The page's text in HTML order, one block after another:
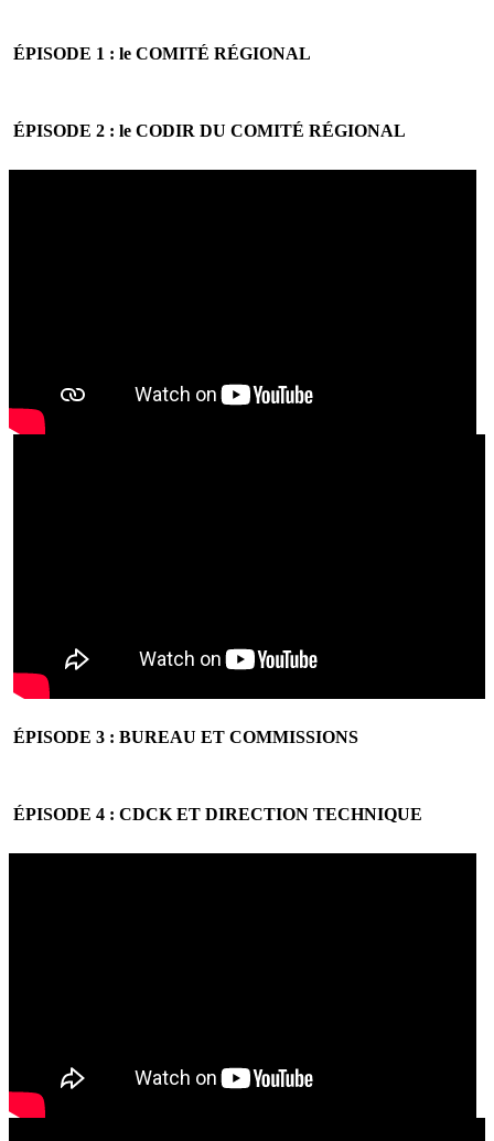
ÉPISODE 1 : le COMITÉ RÉGIONAL
ÉPISODE 2 : le CODIR DU COMITÉ RÉGIONAL
ÉPISODE 3 : BUREAU ET COMMISSIONS
ÉPISODE 4 : CDCK ET DIRECTION TECHNIQUE